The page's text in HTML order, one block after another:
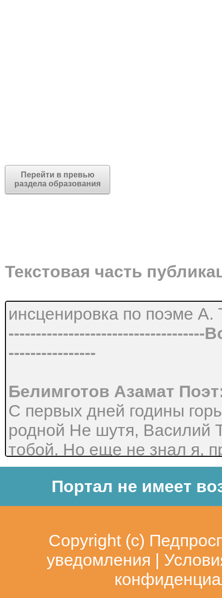
Перейти в превью
раздела образования
Текстовая часть
инсценировка по поэме А.
------------------------------------
----------------
Белимготов Азамат
С первых дней годины
родной Не шутя, Василий
тобой. Но еще не знал я,
столбца Всем придешься
в сердца. До войны едва
Руси. Теркин? Кто такой?
Поэт:
Теркин - кто же он
парень сам собой Он
Портал не имеет
Copyright (c)
уведомления |